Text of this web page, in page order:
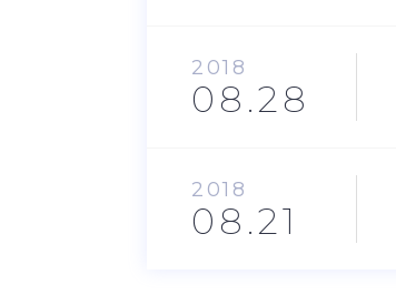
2018
08.28
2018
08.21